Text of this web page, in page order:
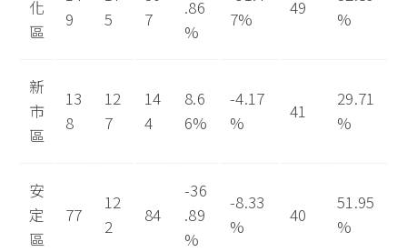
化
區
9
5
7
.86
%
7%
49
%
新
市
區
13
8
12
7
14
4
8.6
6%
-4.17
%
41
29.71
%
安
定
區
77
12
2
84
-36
.89
%
-8.33
%
40
51.95
%